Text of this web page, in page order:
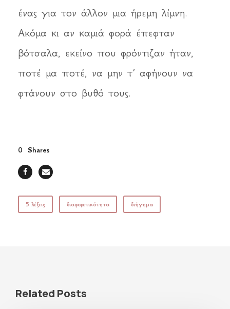
ένας για τον άλλον μια ήρεμη λίμνη.
Ακόμα κι αν καμιά φορά έπεφταν
βότσαλα, εκείνο που φρόντιζαν ήταν,
ποτέ μα ποτέ, να μην τ’ αφήνουν να
φτάνουν στο βυθό τους.
0 Shares
5 λέξεις διαφορετικότητα διήγημα
Related Posts